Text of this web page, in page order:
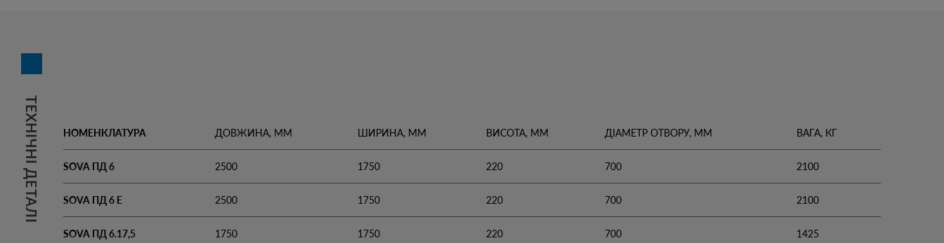
ТЕХНІЧНІ ДЕТАЛІ НОМЕНКЛАТУРА ДОВЖИНА, ММ ШИРИНА, ММ ВИСОТА, ММ ДІАМЕТР ОТВОРУ, ММ ВАГА, КГ
SOVA ПД 6 2500 1750 220 700 2100
SOVA ПД 6 Е 2500 1750 220 700 2100
SOVA ПД 6.17,5 1750 1750 220 700 1425